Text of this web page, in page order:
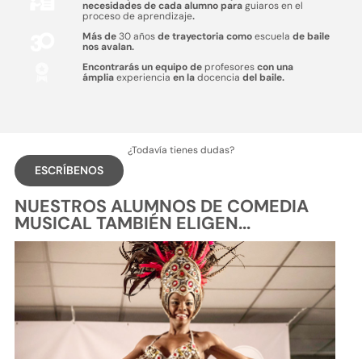
necesidades de cada alumno paraguiaros en el
proceso de aprendizaje.
Más de30 añosde trayectoria comoescuela de baile
nos avalan.
Encontrarás un equipo deprofesorescon una
ámpliaexperiencia en ladocencia del baile.
¿Todavía tienes dudas?
ESCRÍBENOS
NUESTROS ALUMNOS DE COMEDIA
MUSICAL TAMBIÉN ELIGEN...